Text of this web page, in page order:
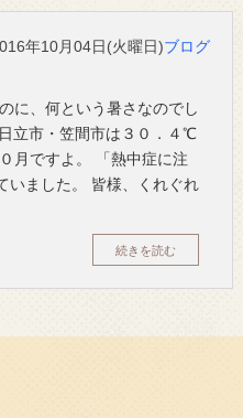
年10月04日(火曜日)ブログ
に、何という暑さなのでし
立市・笠間市は３０．４℃
月ですよ。 「熱中症に注
いました。 皆様、くれぐれ
続きを読む